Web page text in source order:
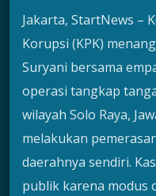
Jakarta, StartNews –
Korupsi (KPK)
Suryani bersama
operasi tangkap
wilayah Solo Raya,
melakukan
daerahnya sendiri.
publik karena modus